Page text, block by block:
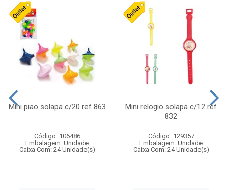
Mini piao solapa c/20 ref 863
Código: 106486
Embalagem: Unidade
Caixa Com: 24 Unidade(s)
Mini relogio solapa c/12 ref
832
Código: 129357
Embalagem: Unidade
Caixa Com: 24 Unidade(s)